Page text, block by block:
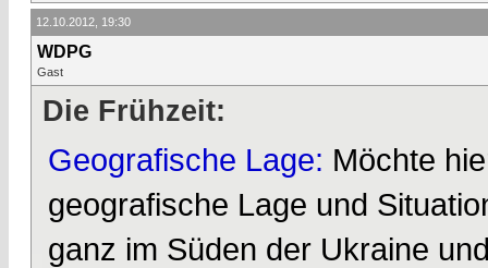
12.10.2012, 19:30
WDPG
Gast
Die Frühzeit:
Geografische Lage: Möchte
geografische Lage und
ganz im Süden der Ukraine